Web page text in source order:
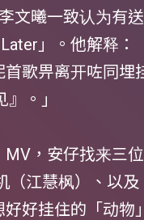
文曦一致认为有
」。他解释
歌畀离开咗同埋
。」
，安仔找来三
（江慧枫）、以
好挂住的「动